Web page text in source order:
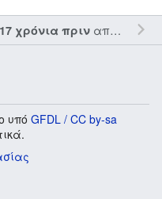
χρόνια πριναπό τον την
υπό GFDL / CC by-sa